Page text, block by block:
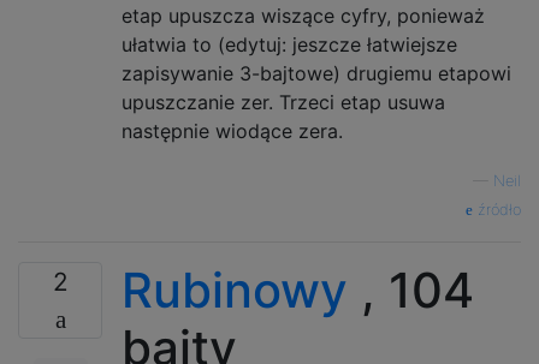
etap upuszcza wiszące cyfry, ponieważ
ułatwia to (edytuj: jeszcze łatwiejsze
zapisywanie 3-bajtowe) drugiemu etapowi
upuszczanie zer. Trzeci etap usuwa
następnie wiodące zera.
Neil
źródło
2 Rubinowy , 104
bajty